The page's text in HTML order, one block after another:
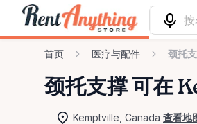
首页 医疗与配件 颈托
颈托支撑 可在
Kemptville, Canada 查看地